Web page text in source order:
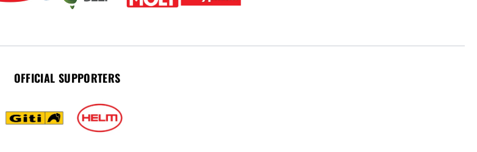
OFFICIAL SUPPORTERS